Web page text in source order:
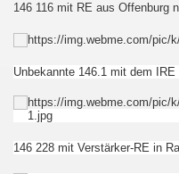
146 116 mit RE aus Offenburg
Unbekannte 146.1 mit dem
146 228 mit Verstärker-RE in